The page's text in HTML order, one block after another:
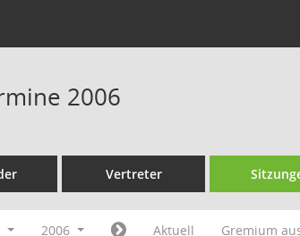
2006
Vertreter
2006 Aktuell Gremium